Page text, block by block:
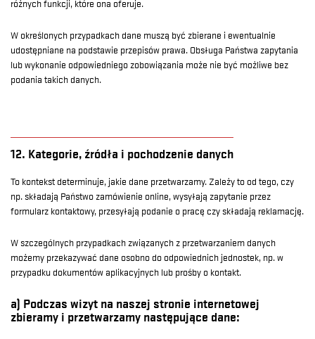
różnych funkcji, które ona oferuje.
W określonych przypadkach dane muszą być zbierane i ewentualnie
udostępniane na podstawie przepisów prawa. Obsługa Państwa zapytania
lub wykonanie odpowiedniego zobowiązania może nie być możliwe bez
podania takich danych.
12. Kategorie, źródła i pochodzenie danych
To kontekst determinuje, jakie dane przetwarzamy. Zależy to od tego, czy
np. składają Państwo zamówienie online, wysyłają zapytanie przez
formularz kontaktowy, przesyłają podanie o pracę czy składają reklamację.
W szczególnych przypadkach związanych z przetwarzaniem danych
możemy przekazywać dane osobno do odpowiednich jednostek, np. w
przypadku dokumentów aplikacyjnych lub prośby o kontakt.
a) Podczas wizyt na naszej stronie internetowej
zbieramy i przetwarzamy następujące dane: